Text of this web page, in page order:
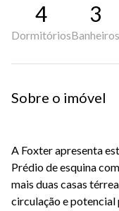
4
Dormitórios
3
Banheiros
Sobre o imóvel
A Foxter apresenta
Prédio de esquina
mais duas casas
circulação e potencial